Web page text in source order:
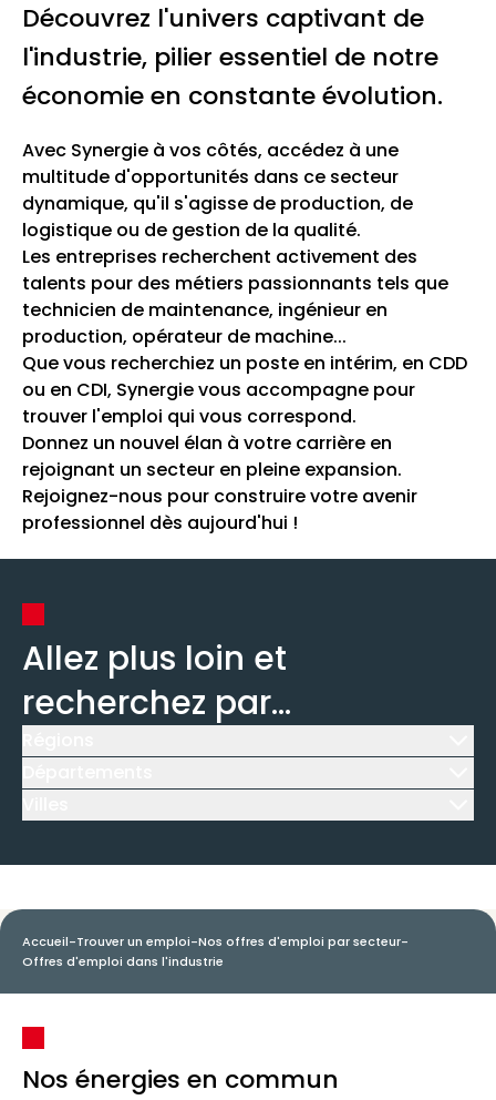
Découvrez l'univers captivant de
l'industrie, pilier essentiel de notre
économie en constante évolution.
Avec Synergie à vos côtés, accédez à une
multitude d'opportunités dans ce secteur
dynamique, qu'il s'agisse de production, de
logistique ou de gestion de la qualité.
Les entreprises recherchent activement des
talents pour des métiers passionnants tels que
technicien de maintenance, ingénieur en
production, opérateur de machine...
Que vous recherchiez un poste en intérim, en CDD
ou en CDI, Synergie vous accompagne pour
trouver l'emploi qui vous correspond.
Donnez un nouvel élan à votre carrière en
rejoignant un secteur en pleine expansion.
Rejoignez-nous pour construire votre avenir
professionnel dès aujourd'hui !
Allez plus loin et
recherchez par...
Accueil-Trouver un emploi-Nos offres d'emploi par secteur-
Offres d'emploi dans l'industrie
Nos énergies en commun